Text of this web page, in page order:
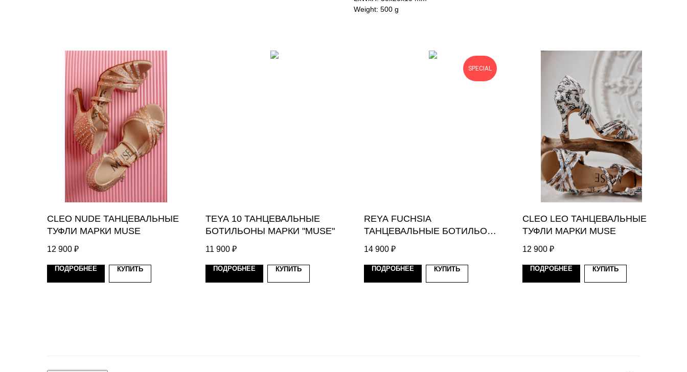
Weight: 500 g
CLEO NUDE ТАНЦЕВАЛЬНЫЕ
ТУФЛИ МАРКИ MUSE
12 900 ₽
ПОДРОБНЕЕ КУПИТЬ
TEYA 10 ТАНЦЕВАЛЬНЫE
БОТИЛЬОНЫ МАРКИ "MUSE"
11 900 ₽
ПОДРОБНЕЕ КУПИТЬ
SPECIAL
REYA FUCHSIA
ТАНЦЕВАЛЬНЫE БОТИЛЬОНЫ
МАРКИ "MUSE"
14 900 ₽
ПОДРОБНЕЕ КУПИТЬ
CLEO LEO ТАНЦЕВАЛЬНЫЕ
ТУФЛИ МАРКИ MUSE
12 900 ₽
ПОДРОБНЕЕ КУПИТЬ